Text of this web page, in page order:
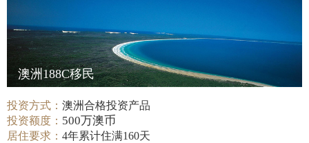
澳洲188C移民
投资方式：澳洲合格投资产品
投资额度： 500万澳币
居住要求：4年累计住满160天